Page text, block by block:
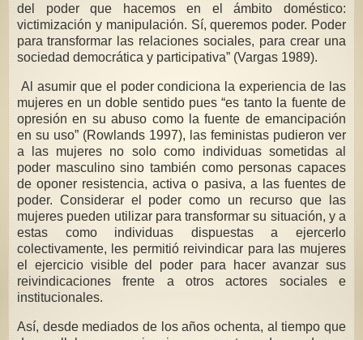
del poder que hacemos en el ámbito doméstico:
victimización y manipulación. Sí, queremos poder. Poder
para transformar las relaciones sociales, para crear una
sociedad democrática y participativa” (Vargas 1989).
Al asumir que el poder condiciona la experiencia de las
mujeres en un doble sentido pues “es tanto la fuente de
opresión en su abuso como la fuente de emancipación
en su uso” (Rowlands 1997), las feministas pudieron ver
a las mujeres no solo como individuas sometidas al
poder masculino sino también como personas capaces
de oponer resistencia, activa o pasiva, a las fuentes de
poder. Considerar el poder como un recurso que las
mujeres pueden utilizar para transformar su situación, y a
estas como individuas dispuestas a ejercerlo
colectivamente, les permitió reivindicar para las mujeres
el ejercicio visible del poder para hacer avanzar sus
reivindicaciones frente a otros actores sociales e
institucionales.
Así, desde mediados de los años ochenta, al tiempo que